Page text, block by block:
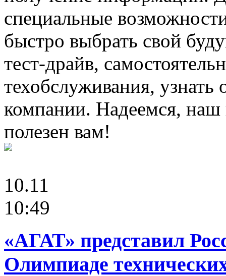
специальные
быстро выбрать свой
тест-драйв,
техобслуживания,
компании. Надеемся, наш
полезен вам!
10.11
10:49
«АГАТ» представил
Олимпиаде